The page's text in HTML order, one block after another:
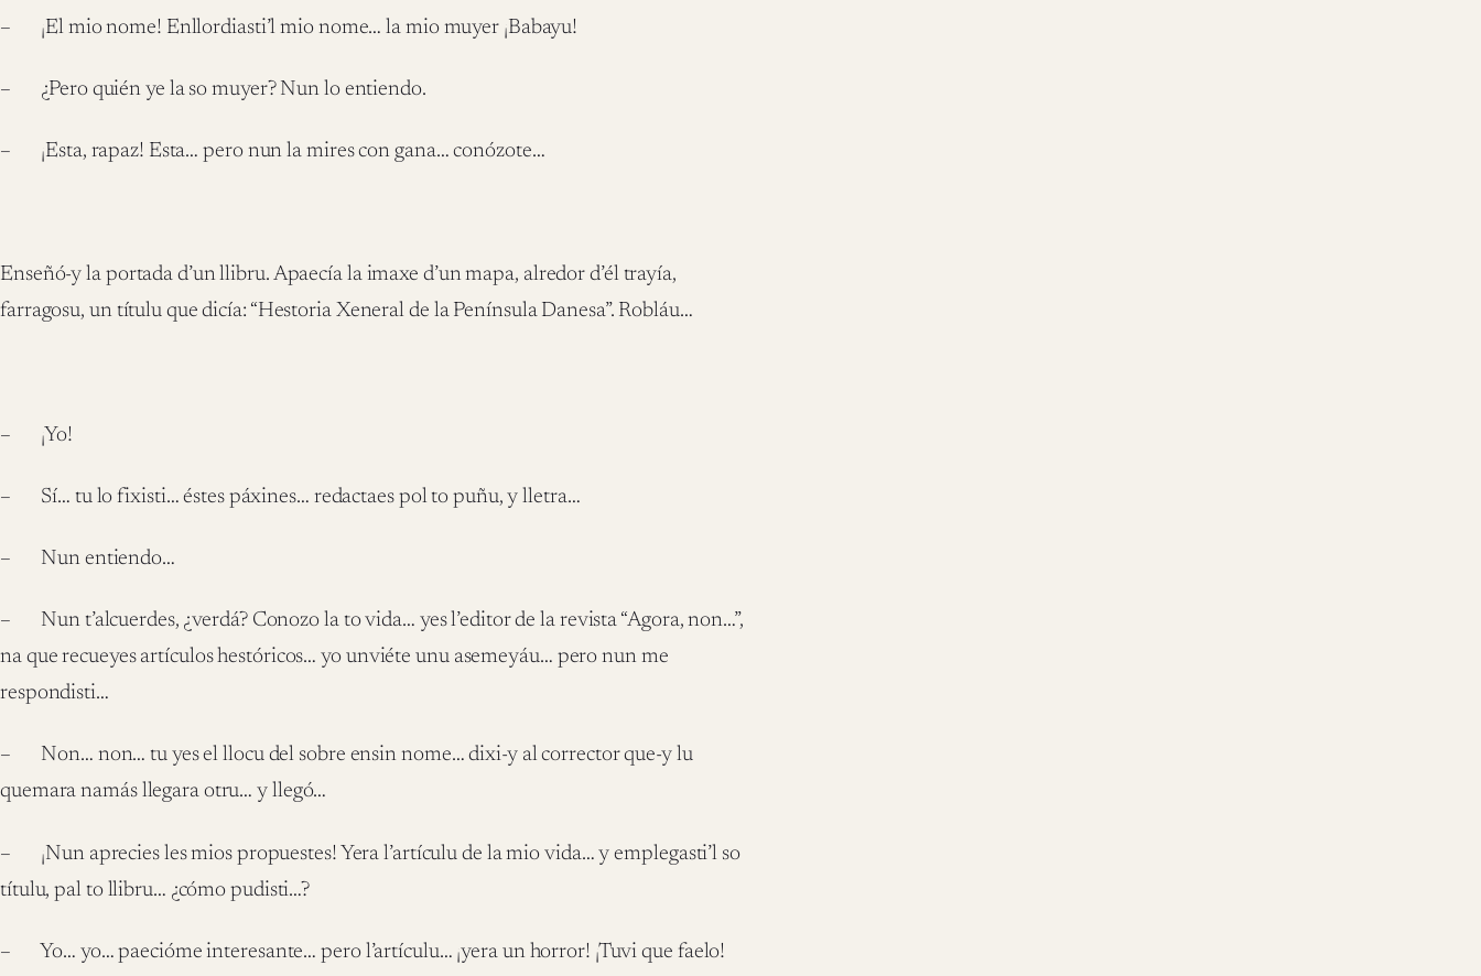
– ¡El mio nome! Enllordiasti’l mio nome… la mio muyer ¡Babayu!
– ¿Pero quién ye la so muyer? Nun lo entiendo.
– ¡Esta, rapaz! Esta… pero nun la mires con gana… conózote…
Enseñó-y la portada d’un llibru. Apaecía la imaxe d’un mapa, alredor d’él trayía,
farragosu, un títulu que dicía: “Hestoria Xeneral de la Península Danesa”. Robláu…
– ¡Yo!
– Sí… tu lo fixisti… éstes páxines… redactaes pol to puñu, y lletra…
– Nun entiendo…
– Nun t’alcuerdes, ¿verdá? Conozo la to vida… yes l’editor de la revista “Agora, non…”,
na que recueyes artículos hestóricos… yo unviéte unu asemeyáu… pero nun me
respondisti…
– Non… non… tu yes el llocu del sobre ensin nome… dixi-y al corrector que-y lu
quemara namás llegara otru… y llegó…
– ¡Nun aprecies les mios propuestes! Yera l’artículu de la mio vida… y emplegasti’l so
títulu, pal to llibru… ¿cómo pudisti…?
– Yo… yo… paecióme interesante… pero l’artículu… ¡yera un horror! ¡Tuvi que faelo!